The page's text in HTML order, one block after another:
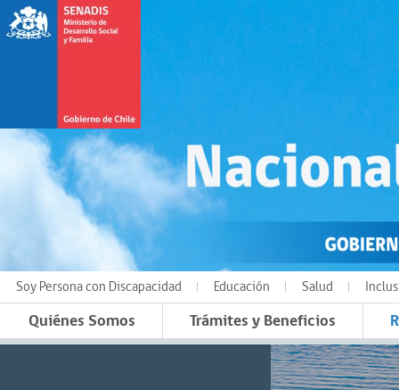
Soy Persona con Discapacidad Educación Salud
Quiénes Somos Trámites y Beneficios